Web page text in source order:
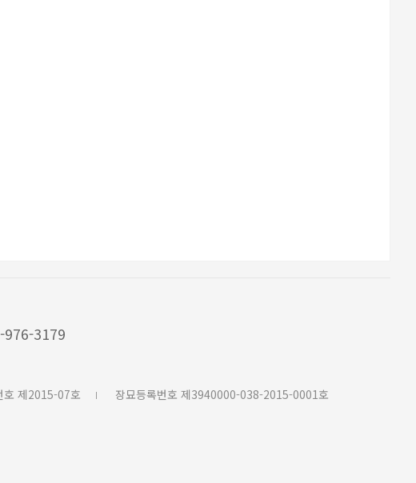
3179
호 제2015-07호 장묘등록번호 제3940000-038-2015-0001호